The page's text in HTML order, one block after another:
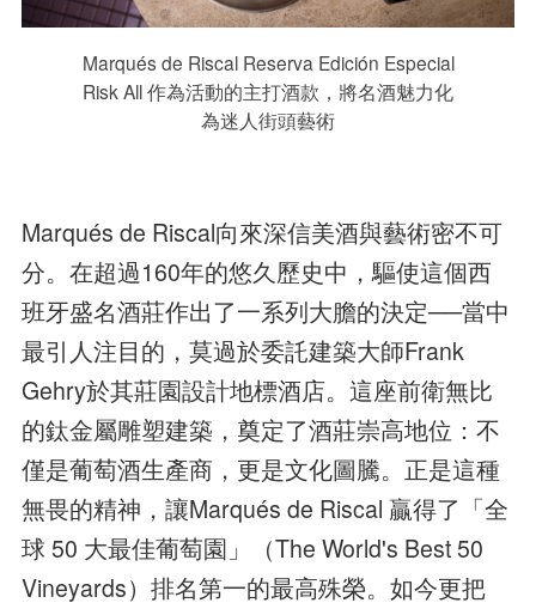
Marqués de Riscal Reserva Edición Especial
Risk All 作為活動的主打酒款，將名酒魅力化
為迷人街頭藝術
Marqués de Riscal向來深信美酒與藝術密不可
分。在超過160年的悠久歷史中，驅使這個西
班牙盛名酒莊作出了一系列大膽的決定──當中
最引人注目的，莫過於委託建築大師Frank
Gehry於其莊園設計地標酒店。這座前衛無比
的鈦金屬雕塑建築，奠定了酒莊崇高地位：不
僅是葡萄酒生產商，更是文化圖騰。正是這種
無畏的精神，讓Marqués de Riscal 贏得了「全
球 50 大最佳葡萄園」（The World's Best 50
Vineyards）排名第一的最高殊榮。如今更把